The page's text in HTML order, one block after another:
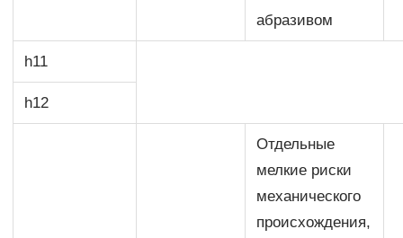
абразивом
h11
h12
Отдельные
мелкие риски
механического
происхождения,